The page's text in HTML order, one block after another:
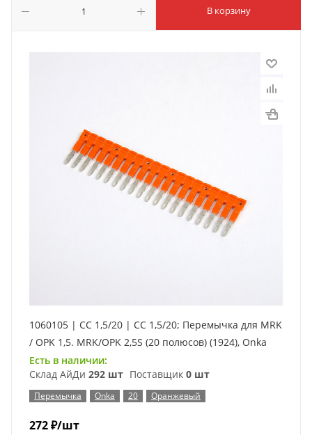
В корзину
1060105 | CC 1,5/20 | CC 1,5/20; Перемычка для MRK
/ OPK 1,5. MRK/OPK 2,5S (20 полюсов) (1924), Onka
Есть в наличии:
Склад АйДи 292 шт Поставщик 0 шт
Перемычка Onka 20 Оранжевый
272₽/шт